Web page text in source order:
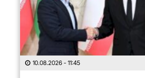
10.08.2026 - 11:45